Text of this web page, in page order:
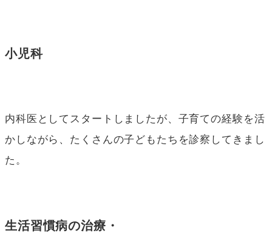
小児科
内科医としてスタートしましたが、子育ての経験を活
かしながら、たくさんの子どもたちを診察してきまし
た。
生活習慣病の治療・